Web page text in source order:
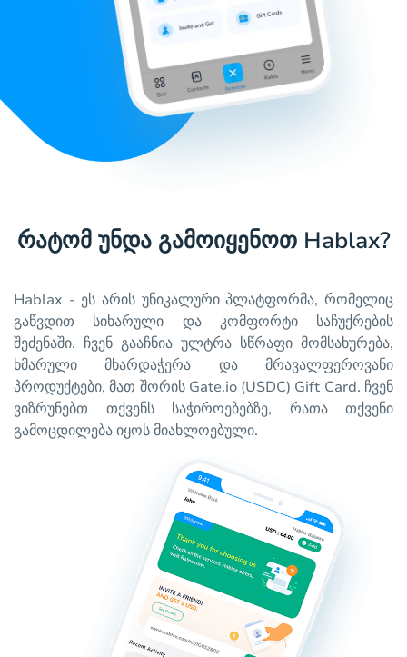
რატომ უნდა გამოიყენოთ Hablax?
Hablax - ეს არის უნიკალური პლატფორმა, რომელიც
გაწვდით სიხარული და კომფორტი საჩუქრების
შეძენაში. ჩვენ გააჩნია ულტრა სწრაფი მომსახურება,
ხმარული მხარდაჭერა და მრავალფეროვანი
პროდუქტები, მათ შორის Gate.io (USDC) Gift Card. ჩვენ
ვიზრუნებთ თქვენს საჭიროებებზე, რათა თქვენი
გამოცდილება იყოს მიახლოებული.